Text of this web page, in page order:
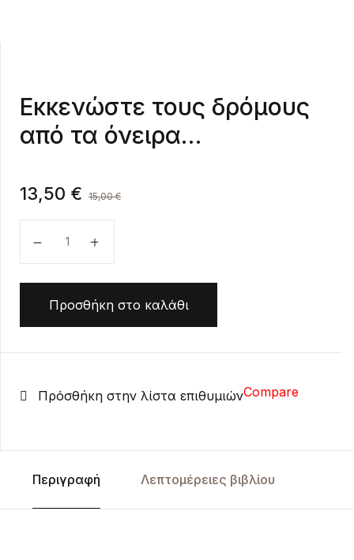
Εκκενώστε τους δρόμους
από τα όνειρα…
13,50 € 15,00€
Προσθήκη στο καλάθι
Πρόσθήκη στην λίστα επιθυμιώνCompare
Περιγραφή Λεπτομέρειες βιβλίου